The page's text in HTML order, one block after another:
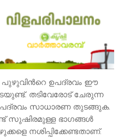
പുഴുവിന്‍റെ ഉപദ്രവം ഈ
തടിവേരോട് ചേരുന്ന
സാധാരണ തുടങ്ങുക.
സുഷിരമുള്ള ഭാഗങ്ങള്‍
നശിപ്പിക്കേണ്ടതാണ്.